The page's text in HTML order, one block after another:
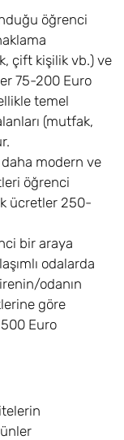
öğrenci
çift kişilik vb.) ve
75-200 Euro
temel
(mutfak,
modern ve
öğrenci
ücretler 250-
bir araya
odalarda
odanın
göre
Euro